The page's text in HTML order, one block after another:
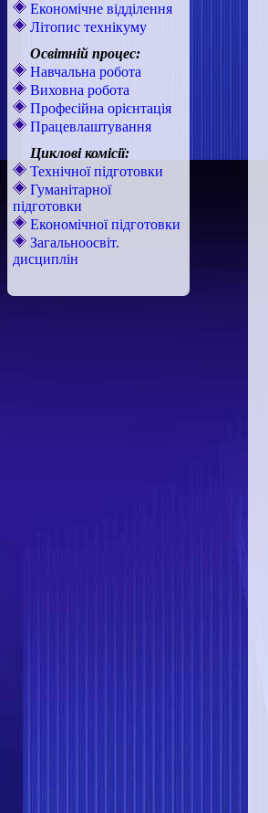
Економічне відділення
Літопис технікуму
Освітній процес:
Навчальна робота
Виховна робота
Професійна орієнтація
Працевлаштування
Циклові комісії:
Технічної підготовки
Гуманітарної
підготовки
Економічної підготовки
Загальноосвіт.
дисциплін